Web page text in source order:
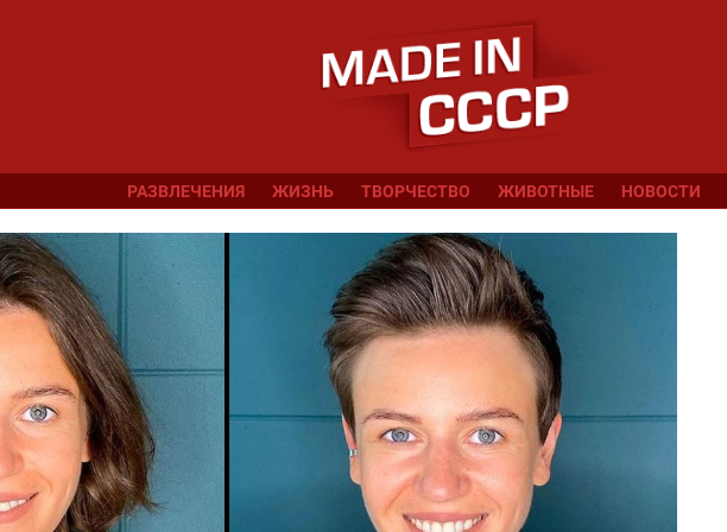
РАЗВЛЕЧЕНИЯ ЖИЗНЬ ТВОРЧЕСТВО ЖИВОТНЫЕ НОВОСТИ